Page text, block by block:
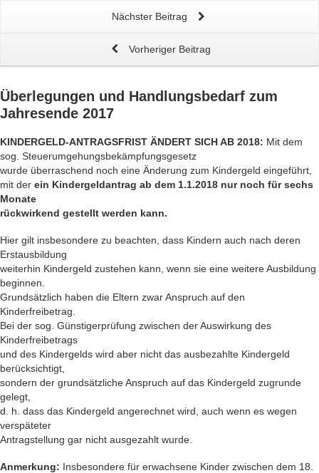
Nächster Beitrag
Vorheriger Beitrag
Überlegungen und Handlungsbedarf zum
Jahresende 2017
KINDERGELD-ANTRAGSFRIST ÄNDERT SICH AB 2018: Mit dem
sog. Steuerumgehungsbekämpfungsgesetz
wurde überraschend noch eine Änderung zum Kindergeld eingeführt,
mit der ein Kindergeldantrag ab dem 1.1.2018 nur noch für sechs
Monate
rückwirkend gestellt werden kann.
Hier gilt insbesondere zu beachten, dass Kindern auch nach deren
Erstausbildung
weiterhin Kindergeld zustehen kann, wenn sie eine weitere Ausbildung
beginnen.
Grundsätzlich haben die Eltern zwar Anspruch auf den
Kinderfreibetrag.
Bei der sog. Günstigerprüfung zwischen der Auswirkung des
Kinderfreibetrags
und des Kindergelds wird aber nicht das ausbezahlte Kindergeld
berücksichtigt,
sondern der grundsätzliche Anspruch auf das Kindergeld zugrunde
gelegt,
d. h. dass das Kindergeld angerechnet wird, auch wenn es wegen
verspäteter
Antragstellung gar nicht ausgezahlt wurde.
Anmerkung: Insbesondere für erwachsene Kinder zwischen dem 18.